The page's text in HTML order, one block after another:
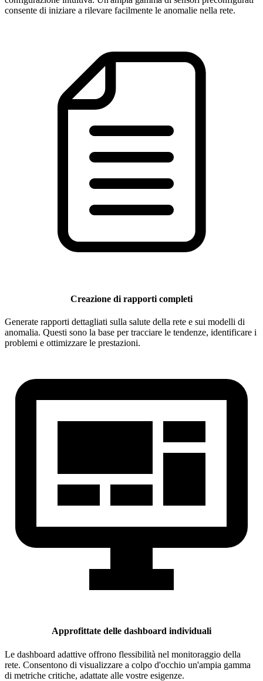
consente di iniziare a rilevare facilmente le anomalie nella rete.
Creazione di rapporti completi
Generate rapporti dettagliati sulla salute della rete e sui modelli di
anomalia. Questi sono la base per tracciare le tendenze, identificare i
problemi e ottimizzare le prestazioni.
Approfittate delle dashboard individuali
Le dashboard adattive offrono flessibilità nel monitoraggio della
rete. Consentono di visualizzare a colpo d'occhio un'ampia gamma
di metriche critiche, adattate alle vostre esigenze.